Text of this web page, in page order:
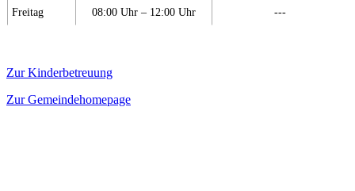
Freitag 08:00 Uhr – 12:00 Uhr ---
Zur Kinderbetreuung
Zur Gemeindehomepage